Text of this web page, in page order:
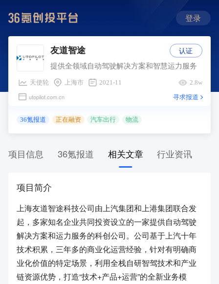
登录
友道智途
提供全领域自动驾驶解决方案和智慧运力服务
天使轮 上海市 2021-11 2.8w
utopilot.com.cn 寻求报道
36氪报道 正在融资 汽车出行 物流
认证
项目信息 36氪报道 相关文章 行业资讯
项目简介
上海友道智途科技公司由上汽集团和上港集团联合发
起，多家知名企业共同投资设立的一家提供自动驾驶
解决方案和运力服务的科创公司。公司基于上汽十年
技术积累，三年多的商业化运营经验，针对有明确商
业化价值的特定场景，利用全栈自研智驾技术和产业
链资源优势，打造“技术+产品+运营”的全新业务模